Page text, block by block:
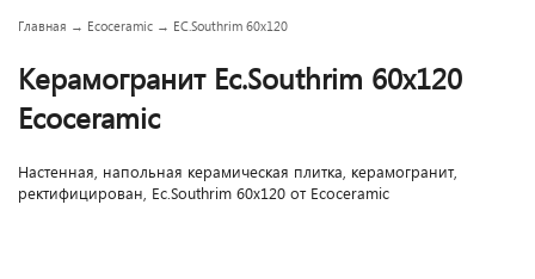
Главная → Ecoceramic → EC.Southrim 60x120
Керамогранит Ec.Southrim 60x120
Ecoceramic
Настенная, напольная керамическая плитка, керамогранит,
ректифицирован, Ec.Southrim 60x120 от Ecoceramic